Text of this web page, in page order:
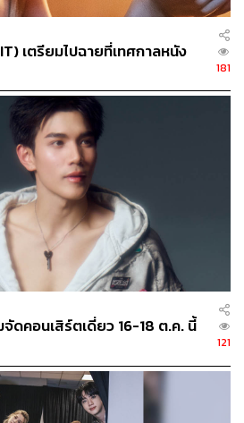
เตรียมไปฉายที่เทศกาลหนัง
181
ดคอนเสิร์ตเดี่ยว 16-18 ต.ค. นี้
121